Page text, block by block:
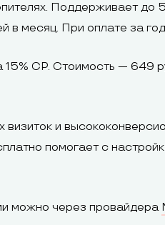
Поддерживает до
в месяц. При оплате за
CP. Стоимость — 649
и
помогает с
можно через провайдера